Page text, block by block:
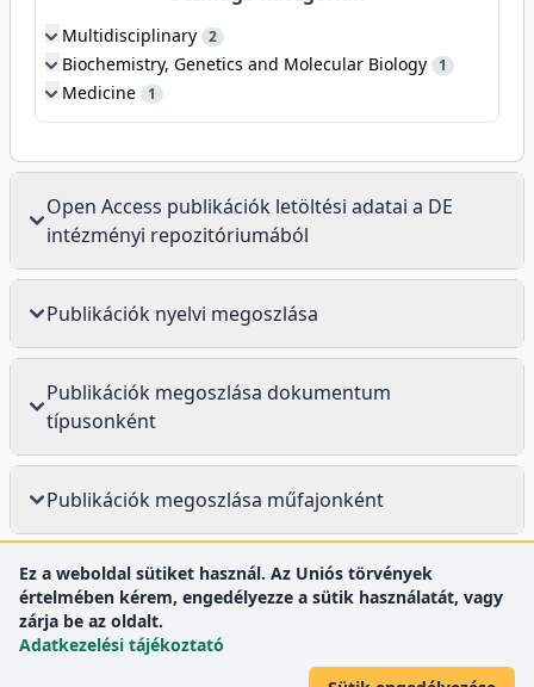
Multidisciplinary 2
Biochemistry, Genetics and Molecular Biology 1
Medicine 1
Open Access publikációk letöltési adatai a DE
intézményi repozitóriumából
Publikációk nyelvi megoszlása
Publikációk megoszlása dokumentum
típusonként
Publikációk megoszlása műfajonként
Ez a weboldal sütiket használ. Az Uniós törvények
értelmében kérem, engedélyezze a sütik használatát, vagy
zárja be az oldalt.
Adatkezelési tájékoztató